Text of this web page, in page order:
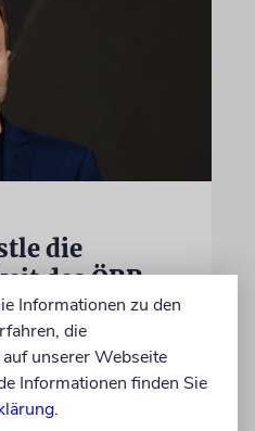
die
des ÖRR
hat sich
der Synagogen-
Informationen zu den
die
unserer Webseite
Informationen finden Sie
.